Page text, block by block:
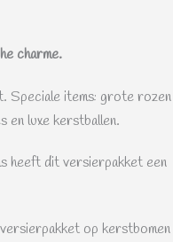
charme.
Speciale items: grote rozen
en luxe kerstballen.
heeft dit versierpakket een
op kerstbomen